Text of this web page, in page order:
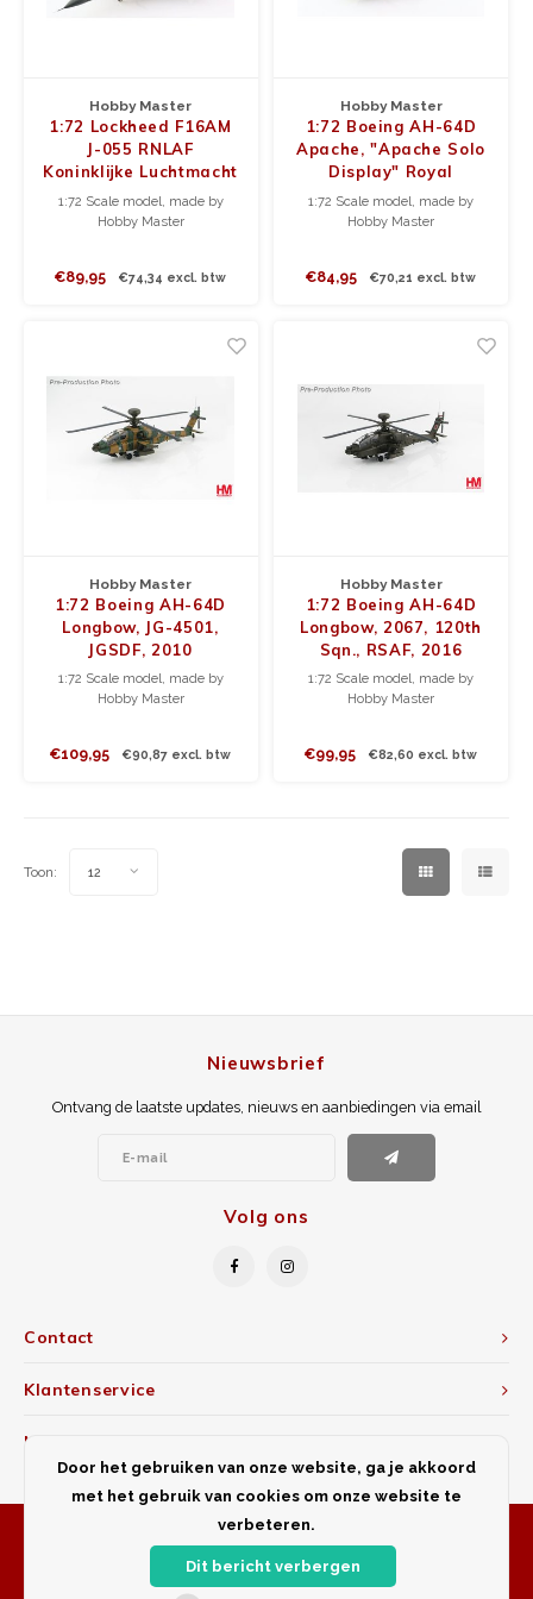
JC Wings
NG Model
Hobby Master
1:72 Lockheed F16AM
J-055 RNLAF
Koninklijke Luchtmacht
demo RIAT Fairford
2007
1:72 Scale model, made by
Hobby Master
€89,95 €74,34 excl. btw
Hobby Master
1:72 Boeing AH-64D
Apache, "Apache Solo
Display" Royal
Netherlands Air Force
2010
1:72 Scale model, made by
Hobby Master
€84,95 €70,21 excl. btw
Hobby Master
1:72 Boeing AH-64D
Longbow, JG-4501,
JGSDF, 2010
1:72 Scale model, made by
Hobby Master
€109,95 €90,87 excl. btw
Hobby Master
1:72 Boeing AH-64D
Longbow, 2067, 120th
Sqn., RSAF, 2016
1:72 Scale model, made by
Hobby Master
€99,95 €82,60 excl. btw
Toon: 12
Contact
Nieuwsbrief
Ontvang de laatste updates, nieuws en aanbiedingen via email
Volg ons
Klantenservice
Mijn account
Door het gebruiken van onze website, ga je akkoord
met het gebruik van cookies om onze website te
verbeteren.
Dit bericht verbergen